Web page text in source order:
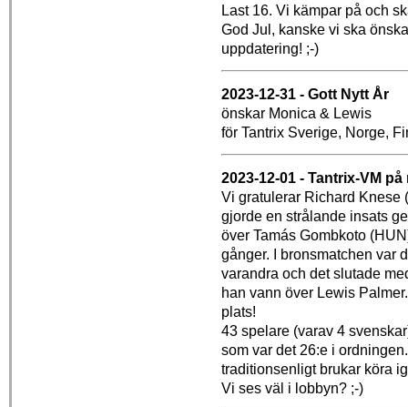
Last 16. Vi kämpar på och
God Jul, kanske vi ska
uppdatering! ;-)
2023-12-31 - Gott Nytt År
önskar Monica & Lewis
för Tantrix Sverige, Norge,
2023-12-01 - Tantrix-VM
Vi gratulerar Richard Knese
gjorde en strålande insats
över Tamás Gombkoto
gånger. I bronsmatchen var
varandra och det slutade
han vann över Lewis
plats!
43 spelare (varav 4
som var det 26:e i
traditionsenligt brukar köra
Vi ses väl i lobbyn? ;-)